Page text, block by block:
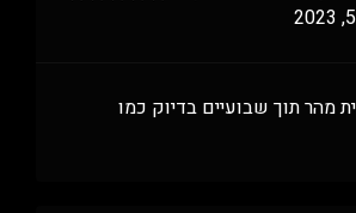
מהר תוך שבועיים בדיוק כמו